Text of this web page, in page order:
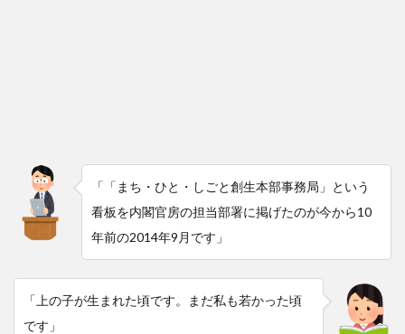
「「まち・ひと・しごと創生本部事務局」という
看板を内閣官房の担当部署に掲げたのが今から10
年前の2014年9月です」
「上の子が生まれた頃です。まだ私も若かった頃
です」